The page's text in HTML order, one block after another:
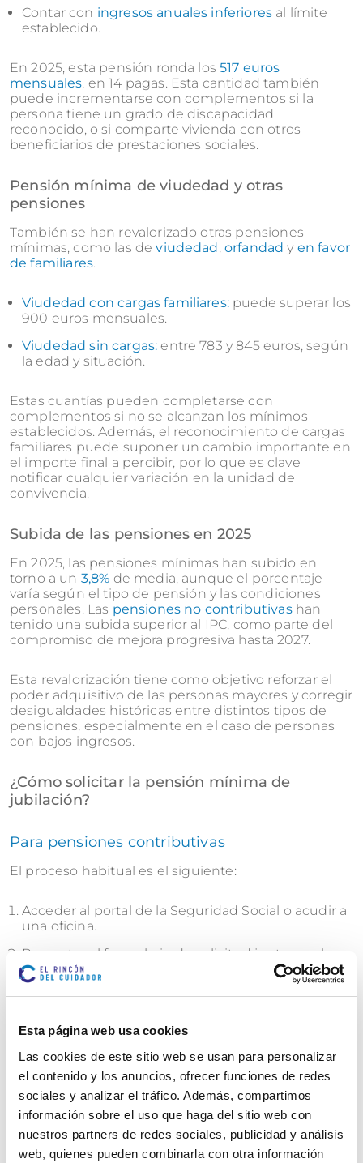
Esta página web usa cookies
Las cookies de este sitio web se usan para personalizar
el contenido y los anuncios, ofrecer funciones de redes
sociales y analizar el tráfico. Además, compartimos
información sobre el uso que haga del sitio web con
nuestros partners de redes sociales, publicidad y análisis
web, quienes pueden combinarla con otra información
Contar con ingresos anuales inferiores al límite
establecido.
En 2025, esta pensión ronda los517 euros
mensuales, en 14 pagas. Esta cantidad también
puede incrementarse con complementos si la
persona tiene un grado de discapacidad
reconocido, o si comparte vivienda con otros
beneficiarios de prestaciones sociales.
Pensión mínima de viudedad y otras
pensiones
También se han revalorizado otras pensiones
mínimas, como las deviudedad, orfandad y en favor
de familiares.
Viudedad con cargas familiares:puede superar los
900 euros mensuales.
Viudedad sin cargas: entre 783 y 845 euros, según
la edad y situación.
Estas cuantías pueden completarse con
complementos si no se alcanzan los mínimos
establecidos. Además, el reconocimiento de cargas
familiares puede suponer un cambio importante en
el importe final a percibir, por lo que es clave
notificar cualquier variación en la unidad de
convivencia.
Subida de las pensiones en 2025
En 2025, las pensiones mínimas han subido en
torno a un 3,8% de media, aunque el porcentaje
varía según el tipo de pensión y las condiciones
personales. Las pensiones no contributivashan
tenido una subida superior al IPC, como parte del
compromiso de mejora progresiva hasta 2027.
Esta revalorización tiene como objetivo reforzar el
poder adquisitivo de las personas mayores y corregir
desigualdades históricas entre distintos tipos de
pensiones, especialmente en el caso de personas
con bajos ingresos.
¿Cómo solicitar la pensión mínima de
jubilación?
Para pensiones contributivas
El proceso habitual es el siguiente:
Acceder al portal de la Seguridad Social o acudir a
una oficina.
Presentar el formulario de solicitud junto con la
documentación requerida.
Adjuntar justificantes de cotizaciones, situación
Si la pensión calculada está por debajo del mínimo,
se aplica automáticamente el complemento hasta
alcanzar la pensión mínima.
Para pensiones no contributivas
Debe presentarse la solicitud en los servicios